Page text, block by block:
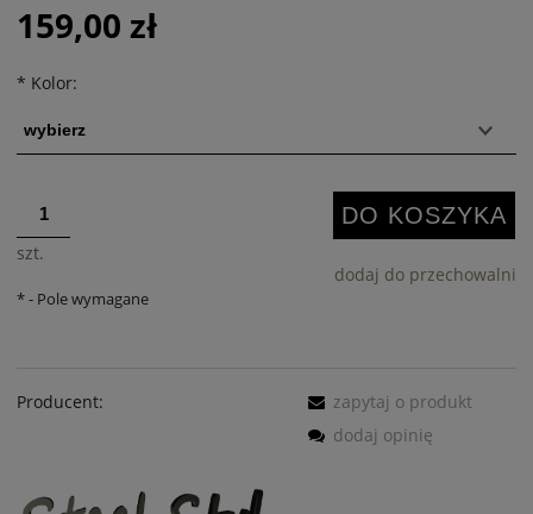
159,00 zł
* Kolor:
szt.
DO KOSZYKA
dodaj do przechowalni
*- Pole wymagane
Producent:
zapytaj o produkt
dodaj opinię